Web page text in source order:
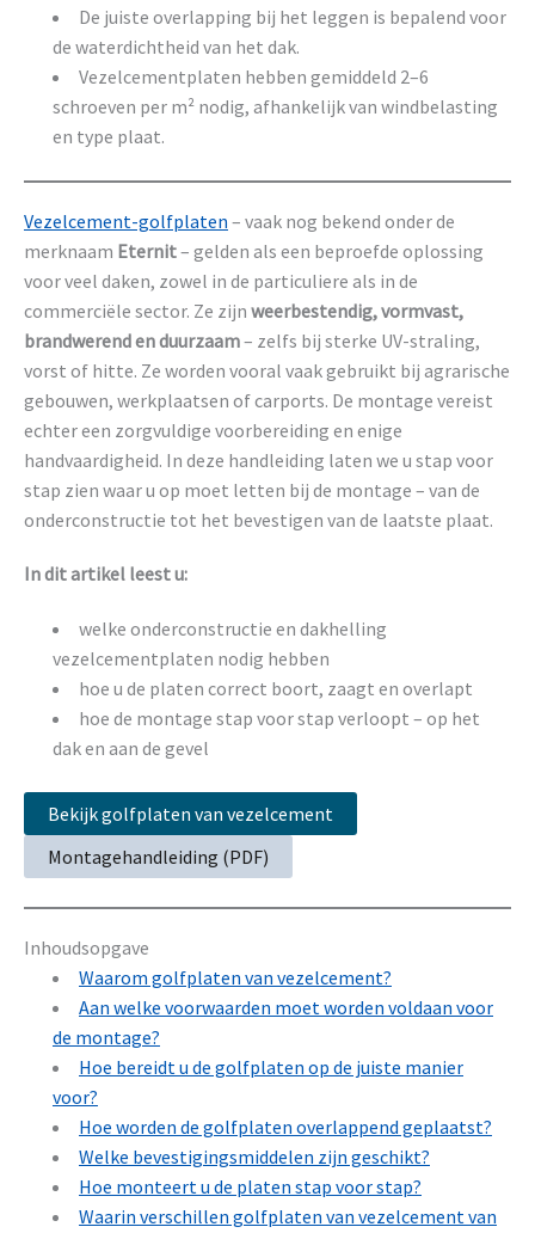
De juiste overlapping bij het leggen is bepalend voor
de waterdichtheid van het dak.
Vezelcementplaten hebben gemiddeld 2–6
schroeven per m² nodig, afhankelijk van windbelasting
en type plaat.
Vezelcement-golfplaten – vaak nog bekend onder de
merknaam Eternit– gelden als een beproefde oplossing
voor veel daken, zowel in de particuliere als in de
commerciële sector. Ze zijn weerbestendig, vormvast,
brandwerend en duurzaam– zelfs bij sterke UV-straling,
vorst of hitte. Ze worden vooral vaak gebruikt bij agrarische
gebouwen, werkplaatsen of carports. De montage vereist
echter een zorgvuldige voorbereiding en enige
handvaardigheid. In deze handleiding laten we u stap voor
stap zien waar u op moet letten bij de montage – van de
onderconstructie tot het bevestigen van de laatste plaat.
In dit artikel leest u:
welke onderconstructie en dakhelling
vezelcementplaten nodig hebben
hoe u de platen correct boort, zaagt en overlapt
hoe de montage stap voor stap verloopt – op het
dak en aan de gevel
Bekijk golfplaten van vezelcement
Montagehandleiding (PDF)
Inhoudsopgave
Waarom golfplaten van vezelcement?
Aan welke voorwaarden moet worden voldaan voor
de montage?
Hoe bereidt u de golfplaten op de juiste manier
voor?
Hoe worden de golfplaten overlappend geplaatst?
Welke bevestigingsmiddelen zijn geschikt?
Hoe monteert u de platen stap voor stap?
Waarin verschillen golfplaten van vezelcement van